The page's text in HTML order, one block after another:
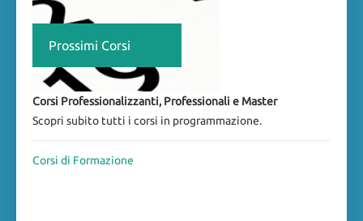
Prossimi Corsi
Corsi Professionalizzanti, Professionali e Master
Scopri subito tutti i corsi in programmazione.
Corsi di Formazione